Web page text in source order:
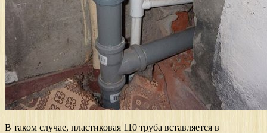
В таком случае, пластиковая 110 труба вставляется в